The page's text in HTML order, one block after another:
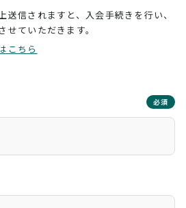
送信されますと、入会手続きを行い、
せていただきます。
こちら
必須